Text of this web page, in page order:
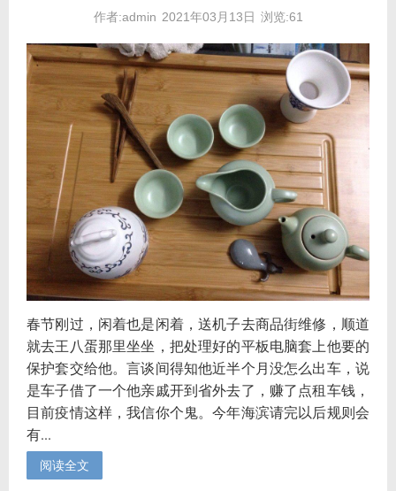
作者:admin 2021年03月13日 浏览:61
春节刚过，闲着也是闲着，送机子去商品街维修，顺道
就去王八蛋那里坐坐，把处理好的平板电脑套上他要的
保护套交给他。言谈间得知他近半个月没怎么出车，说
是车子借了一个他亲戚开到省外去了，赚了点租车钱，
目前疫情这样，我信你个鬼。今年海滨请完以后规则会
有...
阅读全文